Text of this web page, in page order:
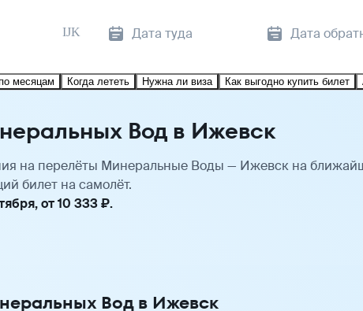
IJK Дата туда Дата
месяцам Когда лететь Нужна ли виза Как выгодно купить билет
Вод в Ижевск
на перелёты Минеральные Воды — Ижевск на
билет на самолёт.
от 10 333 ₽.
Вод в Ижевск